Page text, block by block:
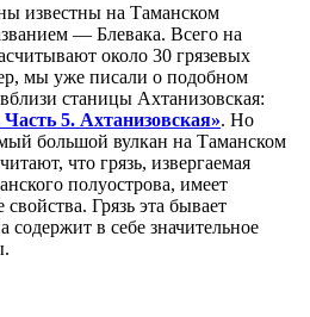
известны на Таманском
— Блевака. Всего на
около 30 грязевых
мы уже писали о подобном
станицы Ахтанизовская:
5. Ахтанизовская». Но
большой вулкан на Таманском
что грязь, извергаемая
полуострова, имеет
Грязь эта бывает
содержит в себе значительное